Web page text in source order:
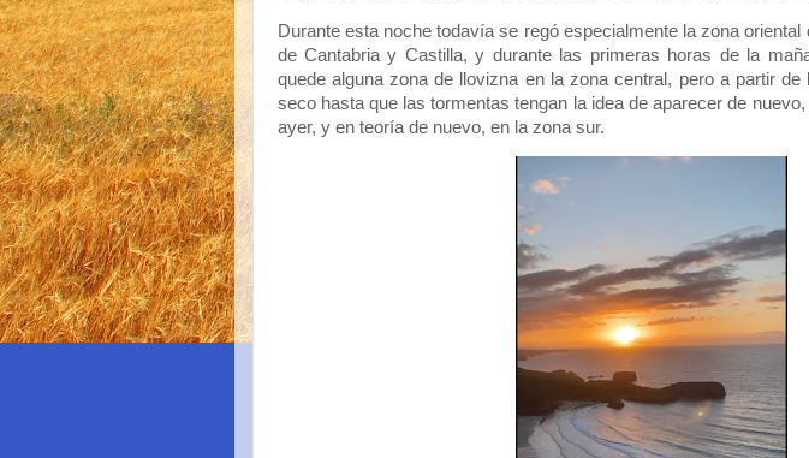
Durante esta noche todavía se regó especialmente la zona
de Cantabria y Castilla, y durante las primeras horas de la
quede alguna zona de llovizna en la zona central, pero a partir
seco hasta que las tormentas tengan la idea de aparecer de
ayer, y en teoría de nuevo, en la zona sur.